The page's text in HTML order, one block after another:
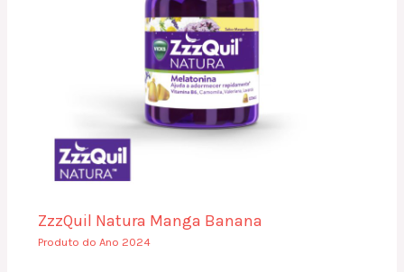
ZzzQuil Natura Manga Banana
Produto do Ano 2024